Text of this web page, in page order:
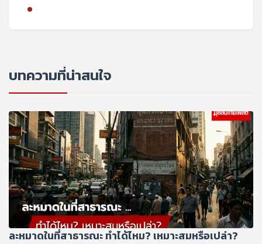
บทความที่น่าสนใจ
ละหมาดในที่สาธารณะ ทำได้ไหม? เหมาะสมหรือเปล่า?